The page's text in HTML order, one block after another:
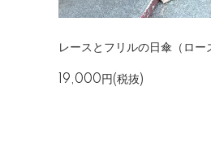
レースとフリルの日傘（ロー
19,000円(税抜)